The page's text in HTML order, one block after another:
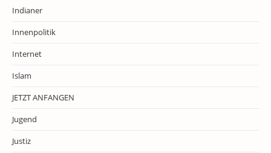
Indianer
Innenpolitik
Internet
Islam
JETZT ANFANGEN
Jugend
Justiz